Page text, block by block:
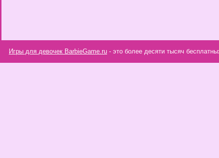
Игры для девочек BarbieGame.ru - это более десяти тысяч